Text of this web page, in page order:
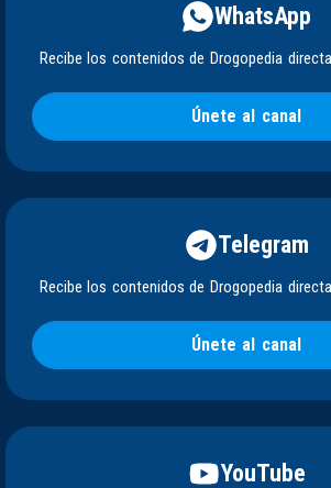
WhatsApp
Recibe los contenidos de Drogopedia
Únete al canal
Telegram
Recibe los contenidos de Drogopedia
Únete al canal
YouTube